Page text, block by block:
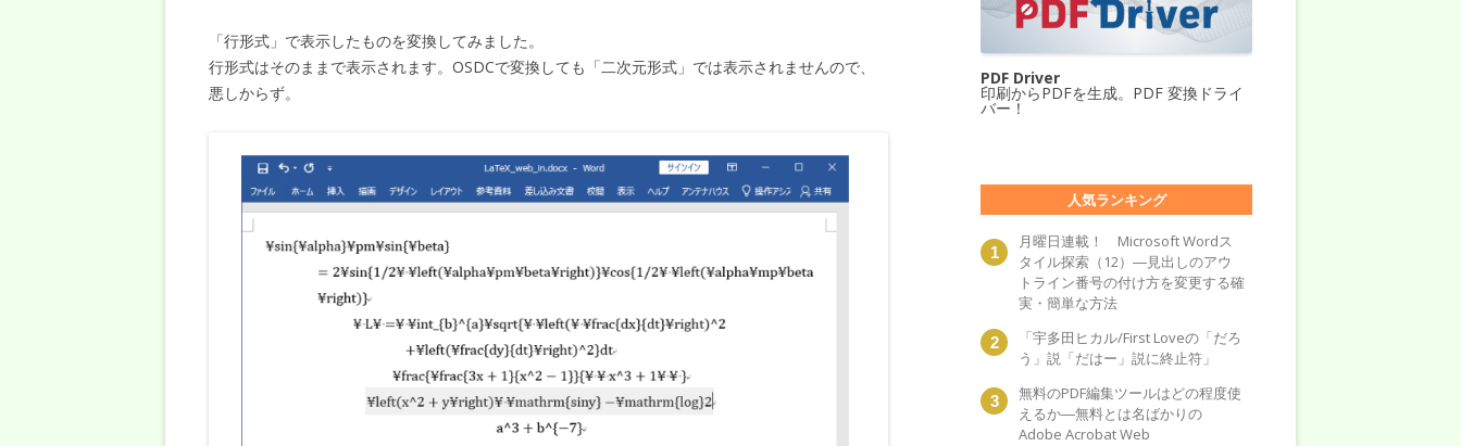
「行形式」で表示したものを変換してみました。
行形式はそのままで表示されます。OSDCで変換しても「二次元形式」では表示されませんので、
悪しからず。
PDF Driver
印刷からPDFを生成。PDF 変換ドライ
バー！
人気ランキング
月曜日連載！ Microsoft Wordス
タイル探索（12）―見出しのアウ
トライン番号の付け方を変更する確
実・簡単な方法
「宇多田ヒカル/First Loveの「だろ
う」説「だはー」説に終止符」
無料のPDF編集ツールはどの程度使
えるか―無料とは名ばかりの
Adobe Acrobat Web